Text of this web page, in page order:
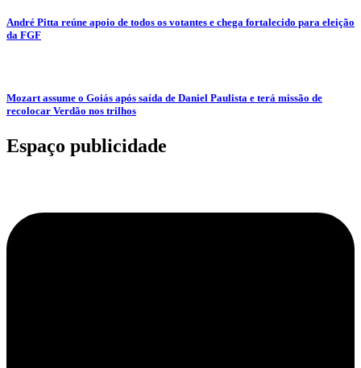
André Pitta reúne apoio de todos os votantes e chega fortalecido para eleição
da FGF
Mozart assume o Goiás após saída de Daniel Paulista e terá missão de
recolocar Verdão nos trilhos
Espaço publicidade